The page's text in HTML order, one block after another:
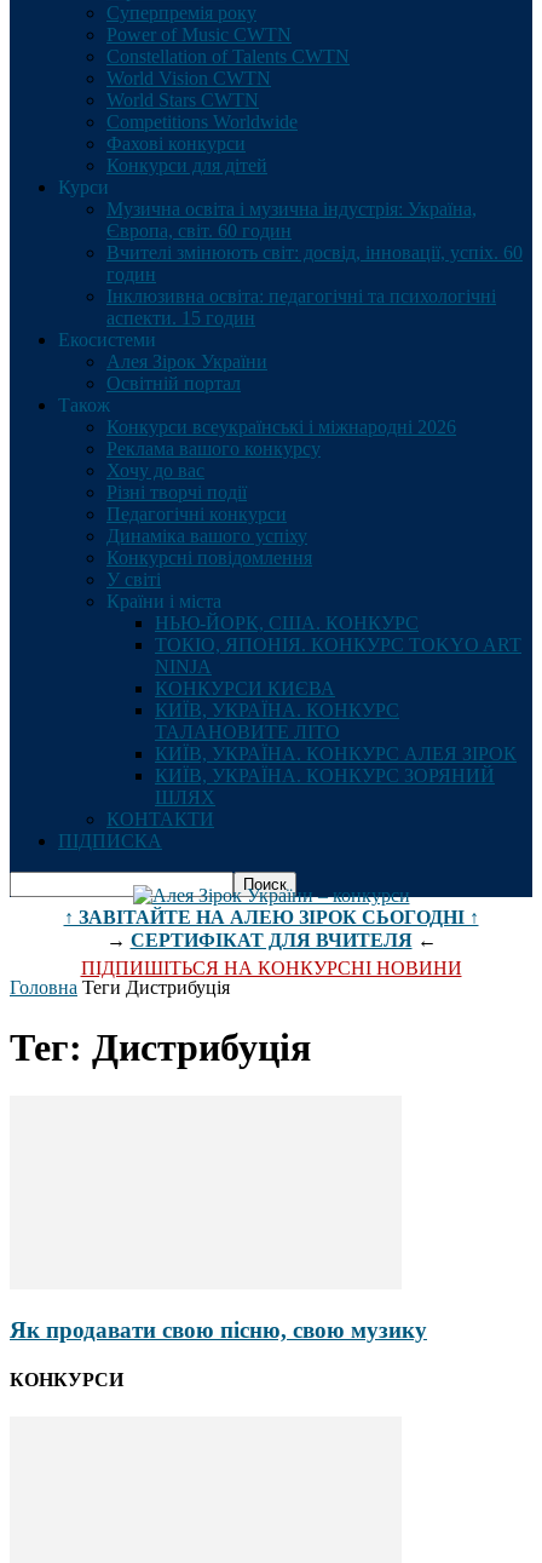
Суперпремія року
Power of Music CWTN
Constellation of Talents CWTN
World Vision CWTN
World Stars CWTN
Competitions Worldwide
Фахові конкурси
Конкурси для дітей
Курси
Музична освіта і музична індустрія: Україна,
Європа, світ. 60 годин
Вчителі змінюють світ: досвід, інновації, успіх. 60
годин
Інклюзивна освіта: педагогічні та психологічні
аспекти. 15 годин
Екосистеми
Алея Зірок України
Освітній портал
Також
Конкурси всеукраїнські і міжнародні 2026
Реклама вашого конкурсу
Хочу до вас
Різні творчі події
Педагогічні конкурси
Динаміка вашого успіху
Конкурсні повідомлення
У світі
Країни і міста
НЬЮ-ЙОРК, США. КОНКУРС
ТОКІО, ЯПОНІЯ. КОНКУРС TOKYO ART
NINJA
КОНКУРСИ КИЄВА
КИЇВ, УКРАЇНА. КОНКУРС
ТАЛАНОВИТЕ ЛІТО
КИЇВ, УКРАЇНА. КОНКУРС АЛЕЯ ЗІРОК
КИЇВ, УКРАЇНА. КОНКУРС ЗОРЯНИЙ
ШЛЯХ
КОНТАКТИ
ПІДПИСКА
↑ ЗАВІТАЙТЕ НА АЛЕЮ ЗІРОК СЬОГОДНІ ↑
→ СЕРТИФІКАТ ДЛЯ ВЧИТЕЛЯ←
ПІДПИШІТЬСЯ НА КОНКУРСНІ НОВИНИ
Головна Теги Дистрибуція
Тег: Дистрибуція
Як продавати свою пісню, свою музику
КОНКУРСИ